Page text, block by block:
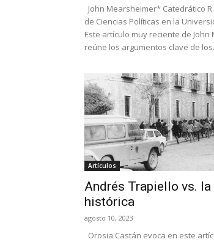
John Mearsheimer* Catedrático
de Ciencias Políticas en la
Este artículo muy reciente de
reúne los argumentos clave de
Artículos
Andrés Trapiello vs.
histórica
agosto 10, 2023
Orosia Castán evoca en este